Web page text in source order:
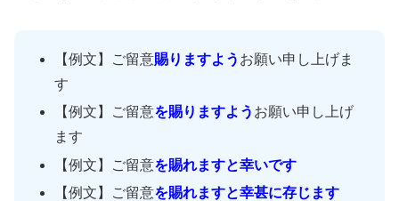
【例文】ご留意賜りますよう お願い申し上げま
す
【例文】ご留意を賜りますよう お願い申し上げ
ます
【例文】ご留意を賜れますと幸いです
【例文】ご留意を賜れますと幸甚に存じます